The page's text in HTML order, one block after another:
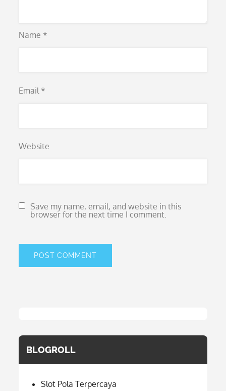
Name *
Email *
Website
Save my name, email, and website in this
browser for the next time I comment.
BLOGROLL
Slot Pola Terpercaya